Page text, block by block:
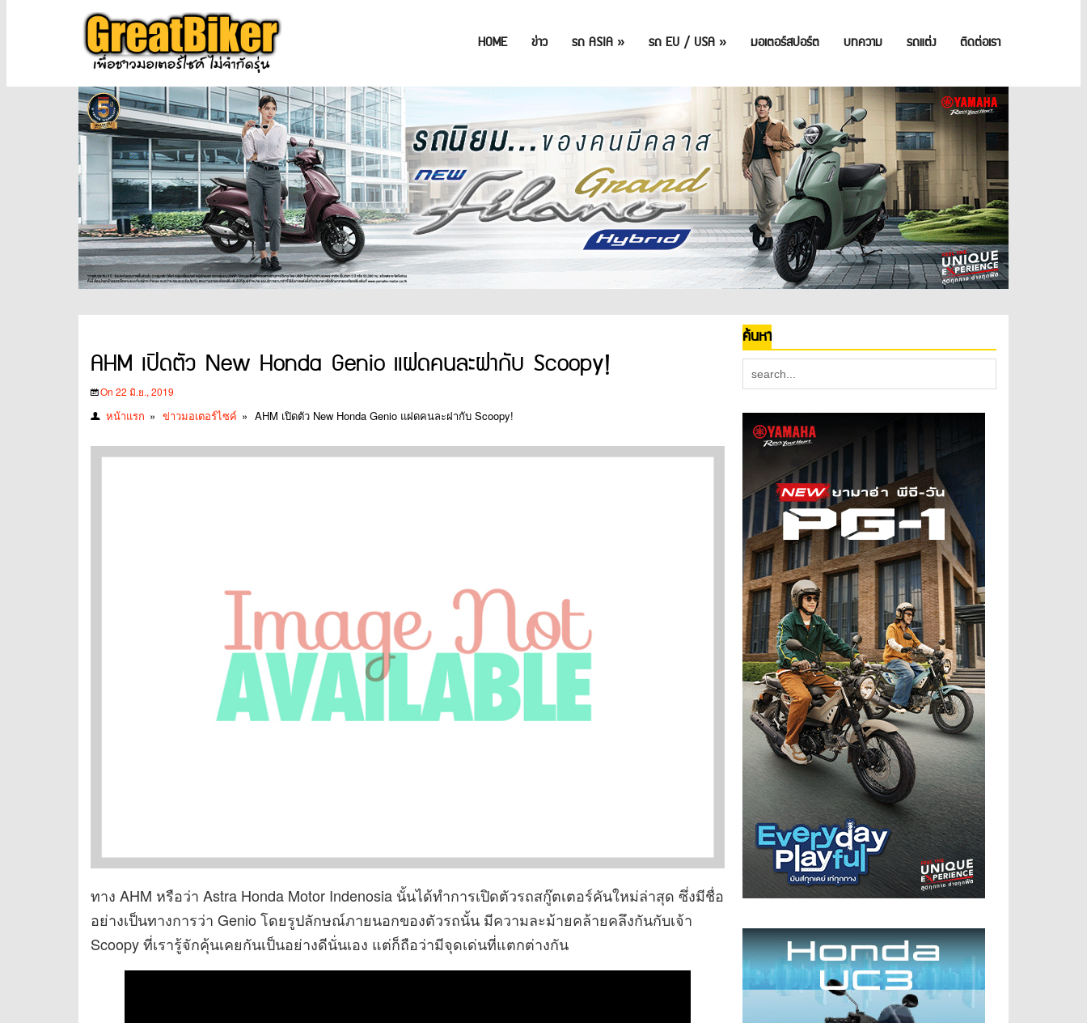
HOME ข่าว รถ ASIA » รถ EU / USA » มอเตอร์สปอร์ต บทความ รถแต่ง ติดต่อเรา
AHM เปิดตัว New Honda Genio แฝดคนละฝากับ Scoopy!
On 22 มิ.ย., 2019
หน้าแรก » ข่าวมอเตอร์ไซค์ » AHM เปิดตัว New Honda Genio แฝดคนละฝากับ Scoopy!
ทาง AHM หรือว่า Astra Honda Motor Indenosia นั้นได้ทำการเปิดตัวรถสกู๊ตเตอร์คันใหม่ล่าสุด ซึ่งมีชื่อ
อย่างเป็นทางการว่า Genio โดยรูปลักษณ์ภายนอกของตัวรถนั้น มีความละม้ายคล้ายคลึงกันกับเจ้า
Scoopy ที่เรารู้จักคุ้นเคยกันเป็นอย่างดีนั่นเอง แต่ก็ถือว่ามีจุดเด่นที่แตกต่างกัน
ค้นหา